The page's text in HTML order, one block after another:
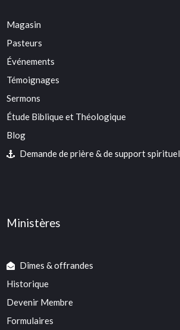
Magasin
Pasteurs
Événements
Témoignages
Sermons
Étude Biblique et Théologique
Blog
Demande de prière & de support spirituel
Ministères
Dîmes & offrandes
Historique
Devenir Membre
Formulaires